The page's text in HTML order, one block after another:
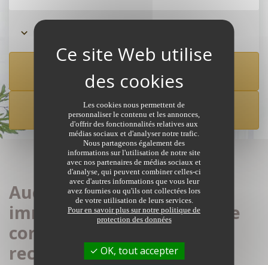
CRÉER UNE ALERTE
Aucune annonce
immobilière de notaires ne
correspond à votre
recherche
Les cookies nous permettent de
personnaliser le contenu et les annonces,
d'offrir des fonctionnalités relatives aux
médias sociaux et d'analyser notre trafic.
Nous partageons également des
informations sur l'utilisation de notre site
avec nos partenaires de médias sociaux et
d'analyse, qui peuvent combiner celles-ci
avec d'autres informations que vous leur
avez fournies ou qu'ils ont collectées lors
de votre utilisation de leurs services.
Pour en savoir plus sur notre politique de
protection des données
OK, tout accepter